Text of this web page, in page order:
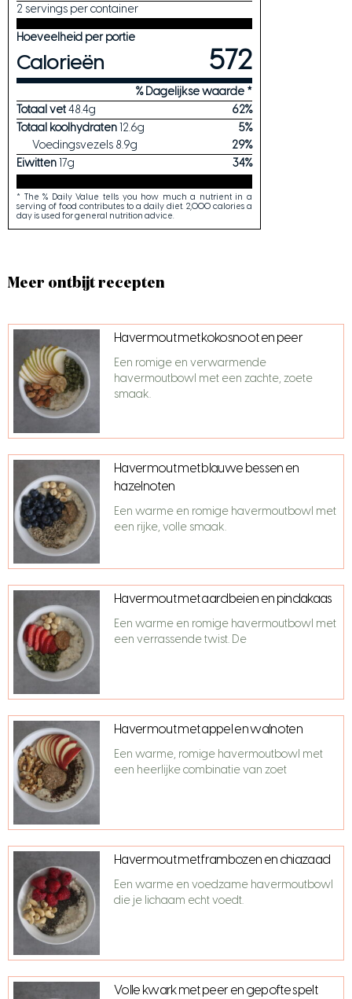
2 servings per container
Hoeveelheid per portie
Calorieën 572
% Dagelijkse waarde *
Totaal vet48.4g 62%
Totaal koolhydraten12.6g 5%
Voedingsvezels 8.9g 29%
Eiwitten17g 34%
* The % Daily Value tells you how much a nutrient in a
serving of food contributes to a daily diet. 2,000 calories a
day is used for general nutrition advice.
Meer ontbijt recepten
Havermout met kokosnoot en peer
Een romige en verwarmende
havermoutbowl met een zachte, zoete
smaak.
Havermout met blauwe bessen en
hazelnoten
Een warme en romige havermoutbowl met
een rijke, volle smaak.
Havermout met aardbeien en pindakaas
Een warme en romige havermoutbowl met
een verrassende twist. De
Havermout met appel en walnoten
Een warme, romige havermoutbowl met
een heerlijke combinatie van zoet
Havermout met frambozen en chiazaad
Een warme en voedzame havermoutbowl
die je lichaam echt voedt.
Volle kwark met peer en gepofte spelt